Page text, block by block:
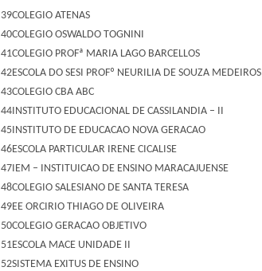
39COLEGIO ATENAS
40COLEGIO OSWALDO TOGNINI
41COLEGIO PROFª MARIA LAGO BARCELLOS
42ESCOLA DO SESI PROFº NEURILIA DE SOUZA MEDEIROS
43COLEGIO CBA ABC
44INSTITUTO EDUCACIONAL DE CASSILANDIA – II
45INSTITUTO DE EDUCACAO NOVA GERACAO
46ESCOLA PARTICULAR IRENE CICALISE
47IEM – INSTITUICAO DE ENSINO MARACAJUENSE
48COLEGIO SALESIANO DE SANTA TERESA
49EE ORCIRIO THIAGO DE OLIVEIRA
50COLEGIO GERACAO OBJETIVO
51ESCOLA MACE UNIDADE II
52SISTEMA EXITUS DE ENSINO